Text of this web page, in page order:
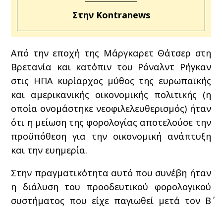
Στην Kontranews
Από την εποχή της Μάργκαρετ Θάτσερ στη
Βρετανία και κατόπιν του Ρόναλντ Ρήγκαν
στις ΗΠΑ κυρίαρχος μύθος της ευρωπαϊκής
και αμερικανικής οικονομικής πολιτικής (η
οποία ονομάστηκε νεοφιλελευθερισμός) ήταν
ότι η μείωση της φορολογίας αποτελούσε την
προϋπόθεση για την οικονομική ανάπτυξη
και την ευημερία.
Στην πραγματικότητα αυτό που συνέβη ήταν
η διάλυση του προοδευτικού φορολογικού
συστήματος που είχε παγιωθεί μετά τον Β΄